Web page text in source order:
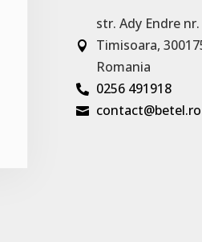

str. Ady Endre nr.
Timisoara,
Romania
 0256 491918
 contact@betel.ro